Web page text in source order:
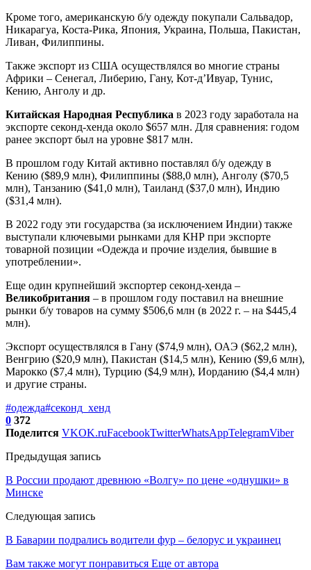
Кроме того, американскую б/у одежду покупали Сальвадор,
Никарагуа, Коста-Рика, Япония, Украина, Польша, Пакистан,
Ливан, Филиппины.
Также экспорт из США осуществлялся во многие страны
Африки – Сенегал, Либерию, Гану, Кот-д’Ивуар, Тунис,
Кению, Анголу и др.
Китайская Народная Республика в 2023 году заработала на
экспорте секонд-хенда около $657 млн. Для сравнения: годом
ранее экспорт был на уровне $817 млн.
В прошлом году Китай активно поставлял б/у одежду в
Кению ($89,9 млн), Филиппины ($88,0 млн), Анголу ($70,5
млн), Танзанию ($41,0 млн), Таиланд ($37,0 млн), Индию
($31,4 млн).
В 2022 году эти государства (за исключением Индии) также
выступали ключевыми рынками для КНР при экспорте
товарной позиции «Одежда и прочие изделия, бывшие в
употреблении».
Еще один крупнейший экспортер секонд-хенда –
Великобритания – в прошлом году поставил на внешние
рынки б/у товаров на сумму $506,6 млн (в 2022 г. – на $445,4
млн).
Экспорт осуществлялся в Гану ($74,9 млн), ОАЭ ($62,2 млн),
Венгрию ($20,9 млн), Пакистан ($14,5 млн), Кению ($9,6 млн),
Марокко ($7,4 млн), Турцию ($4,9 млн), Иорданию ($4,4 млн)
и другие страны.
#одежда#секонд_хенд
0 372
Поделится VKOK.ruFacebookTwitterWhatsAppTelegramViber
Предыдущая запись
В России продают древнюю «Волгу» по цене «однушки» в
Минске
Следующая запись
В Баварии подрались водители фур – белорус и украинец
Вам также могут понравиться Еще от автора